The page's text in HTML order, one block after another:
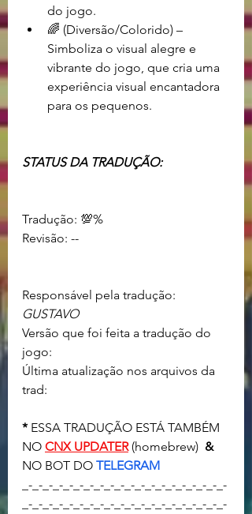
do jogo.
🌈 (Diversão/Colorido) –
Simboliza o visual alegre e
vibrante do jogo, que cria uma
experiência visual encantadora
para os pequenos.
STATUS DA TRADUÇÃO:
Revisão: --
Responsável pela tradução:
GUSTAVO
Versão que foi feita a tradução do
jogo:
Última atualização nos arquivos da
trad:
* ESSA TRADUÇÃO ESTÁ TAMBÉM
NO CNX UPDATER (homebrew) &
NO BOT DO TELEGRAM
_-_-_-_-_-_-_-_-_-_-_-_-_-_-_-_-_-_-_-_-
_-_-_-_-_-_-_-_-_-_-_-_-_-_-_-_-_-_-_-_-